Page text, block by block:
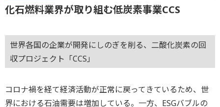
化石燃料業界が取り組む低炭素事業CCS
世界各国の企業が開発にしのぎを削る、二酸化炭素の回
収プロジェクト「CCS」
コロナ禍を経て経済活動が正常に戻ってきているため、世
界における石油需要は増加している。一方、ESGバブルの